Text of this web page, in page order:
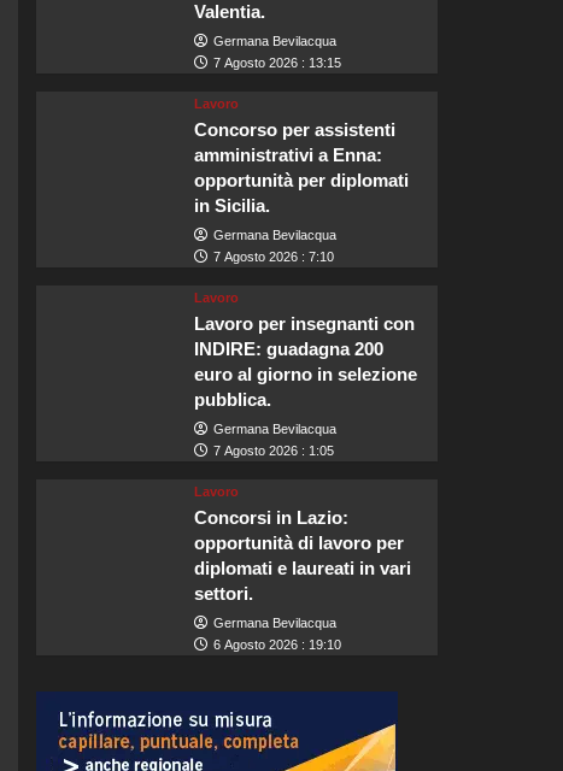
Valentia.
Germana Bevilacqua
7 Agosto 2026 : 13:15
Lavoro
Concorso per assistenti
amministrativi a Enna:
opportunità per diplomati
in Sicilia.
Germana Bevilacqua
7 Agosto 2026 : 7:10
Lavoro
Lavoro per insegnanti con
INDIRE: guadagna 200
euro al giorno in selezione
pubblica.
Germana Bevilacqua
7 Agosto 2026 : 1:05
Lavoro
Concorsi in Lazio:
opportunità di lavoro per
diplomati e laureati in vari
settori.
Germana Bevilacqua
6 Agosto 2026 : 19:10